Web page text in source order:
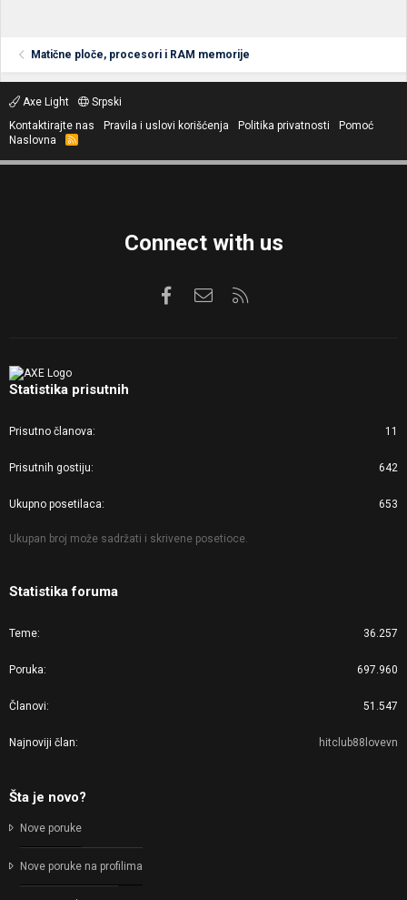
Matične ploče, procesori i RAM memorije
Axe Light
Srpski
Kontaktirajte nas
Pravila i uslovi korišćenja Politika privatnosti
Pomoć
Naslovna
R
S
Connect with us
FacebookKontaktirajte nas
Statistika prisutnih
Prisutno članova 11
Prisutnih gostiju 642
Ukupno posetilaca 653
Ukupan broj može sadržati i skrivene posetioce.
Statistika foruma
Teme 36.257
Poruka 697.960
Članovi 51.547
Najnoviji član hitclub88lovevn
Šta je novo?
Nove poruke
Nove poruke na profilima